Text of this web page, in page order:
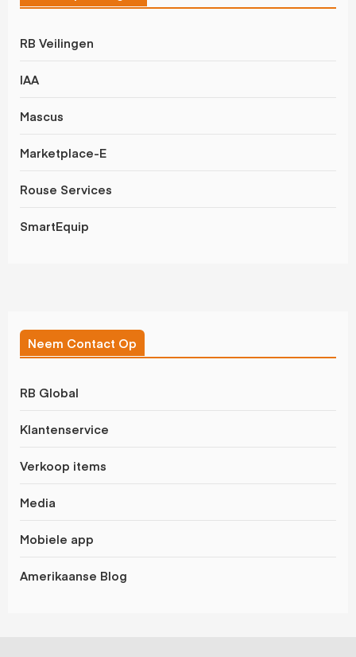
RB Veilingen
IAA
Mascus
Marketplace-E
Rouse Services
SmartEquip
Neem Contact Op
RB Global
Klantenservice
Verkoop items
Media
Mobiele app
Amerikaanse Blog